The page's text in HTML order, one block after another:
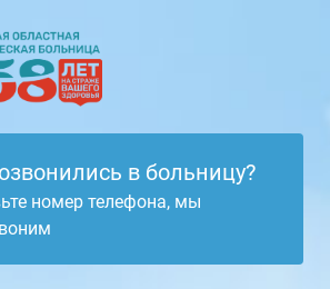
в больницу?
номер телефона, мы